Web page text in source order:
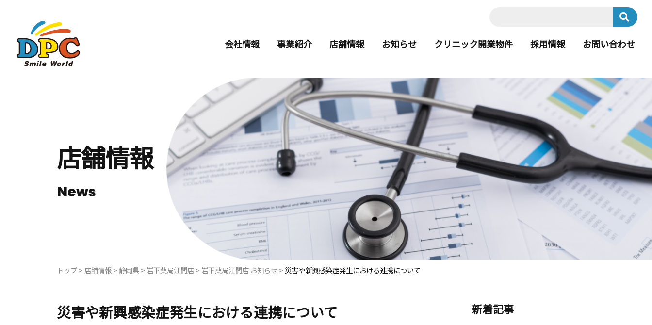
会社情報 事業紹介 店舗情報 お知らせ クリニック開業物件 採用情報 お問い合わせ
店舗情報
News
トップ> 店舗情報>静岡県> 岩下薬局江間店> 岩下薬局江間店 お知らせ> 災害や新興感染症発生における連携について
災害や新興感染症発生における連携について 新着記事